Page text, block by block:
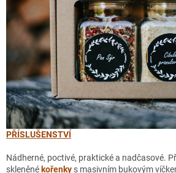
PŘÍSLUŠENSTVÍ
Nádherné, poctivé, praktické a nadčasové.
skleněné kořenky s masivním bukovým